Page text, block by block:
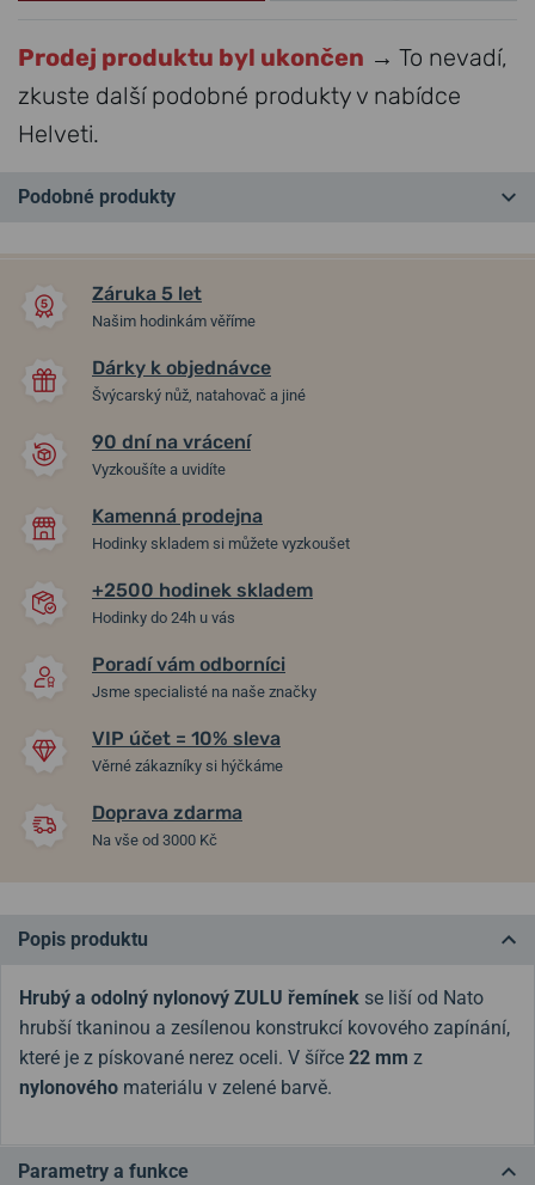
Prodej produktu byl ukončen → To nevadí,
zkuste další podobné produkty v nabídce
Helveti.
Podobné produkty
NATO řemínek černý 20 mm
Skladem
490 Kč
Řemínek Hirsch Toronto -
Záruka 5 let
Našim hodinkám věříme
Dárky k objednávce
Švýcarský nůž, natahovač a jiné
90 dní na vrácení
Vyzkoušíte a uvidíte
Kamenná prodejna
Hodinky skladem si můžete vyzkoušet
+2500 hodinek skladem
Hodinky do 24h u vás
Poradí vám odborníci
Jsme specialisté na naše značky
VIP účet = 10% sleva
Věrné zákazníky si hýčkáme
Doprava zdarma
Na vše od 3000 Kč
Popis produktu
Hrubý a odolný nylonový ZULU řemínek se liší od Nato
hrubší tkaninou a zesílenou konstrukcí kovového zapínání,
které je z pískované nerez oceli. V šířce 22 mm z
nylonového materiálu v zelené barvě.
Parametry a funkce